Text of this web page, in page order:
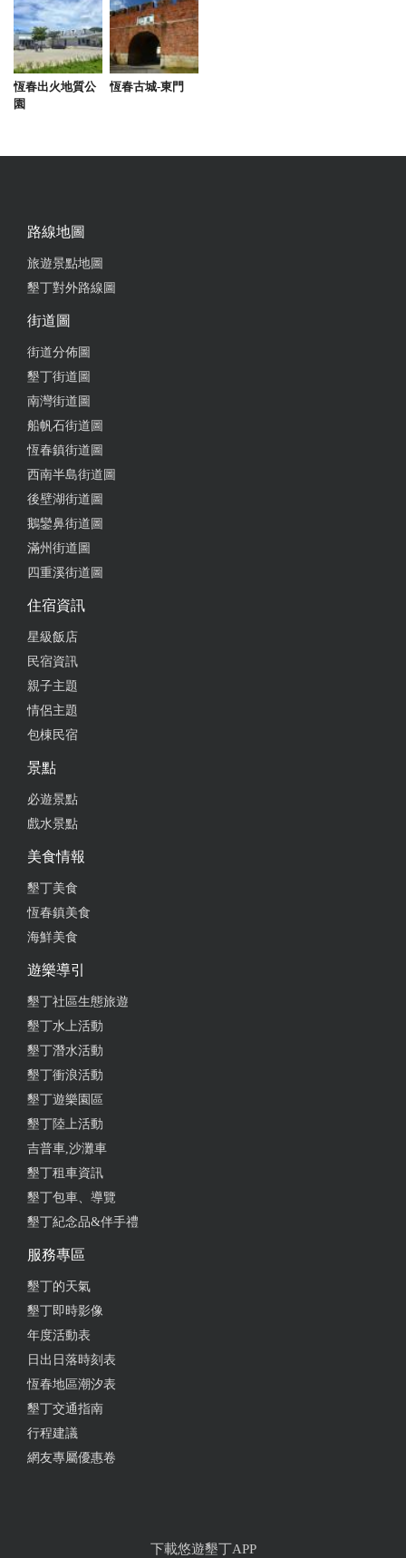
恆春出火地質公
園
恆春古城-東門
路線地圖
旅遊景點地圖
墾丁對外路線圖
街道圖
街道分佈圖
墾丁街道圖
南灣街道圖
船帆石街道圖
恆春鎮街道圖
西南半島街道圖
後壁湖街道圖
鵝鑾鼻街道圖
滿州街道圖
四重溪街道圖
住宿資訊
星級飯店
民宿資訊
親子主題
情侶主題
包棟民宿
景點
必遊景點
戲水景點
美食情報
墾丁美食
恆春鎮美食
海鮮美食
遊樂導引
墾丁社區生態旅遊
墾丁水上活動
墾丁潛水活動
墾丁衝浪活動
墾丁遊樂園區
墾丁陸上活動
吉普車,沙灘車
墾丁租車資訊
墾丁包車、導覽
墾丁紀念品&伴手禮
服務專區
墾丁的天氣
墾丁即時影像
年度活動表
日出日落時刻表
恆春地區潮汐表
墾丁交通指南
行程建議
網友專屬優惠卷
下載悠遊墾丁APP